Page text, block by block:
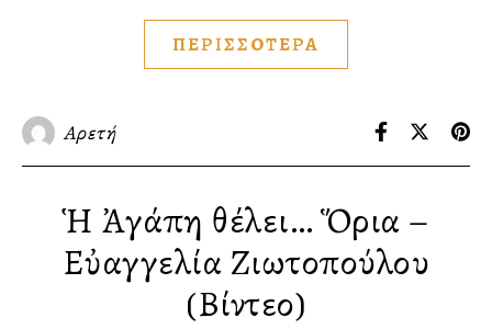
ΠΕΡΙΣΣΟΤΕΡΑ
Αρετή
Ἡ Ἀγάπη θέλει… Ὅρια –
Εὐαγγελία Ζιωτοπούλου
(Βίντεο)